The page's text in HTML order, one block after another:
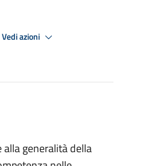
Vedi azioni
generalità della